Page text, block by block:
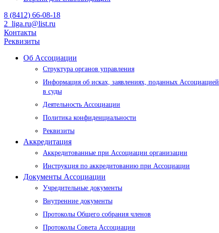
8 (8412) 66-08-18
2_liga.ru@list.ru
Контакты
Реквизиты
Об Ассоциации
Структура органов управления
Информация об исках, заявлениях, поданных Ассоциацией
в суды
Деятельность Ассоциации
Политика конфиденциальности
Реквизиты
Аккредитация
Аккредитованные при Ассоциации организации
Инструкция по аккредитованию при Ассоциации
Документы Ассоциации
Учредительные документы
Внутренние документы
Протоколы Общего собрания членов
Протоколы Совета Ассоциации